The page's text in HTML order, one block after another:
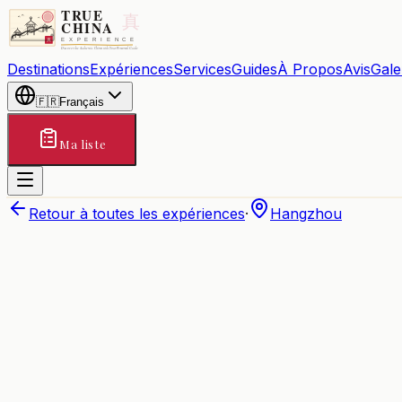
DestinationsExpériencesServicesGuidesÀ ProposAvis
🇫🇷Français
Ma liste
Retour à toutes les expériences· Hangzhou